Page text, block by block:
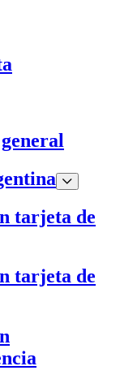
tarjeta de
tarjeta de